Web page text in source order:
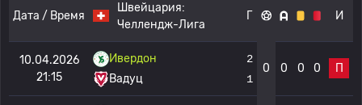
Дата / Время
Швейцария:
Челлендж-Лига
Г И
10.04.2026
21:15
Ивердон
Вадуц
2
1
0 0 0 0 П